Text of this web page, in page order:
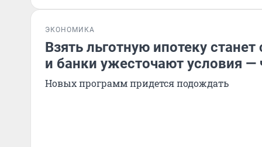
ЭКОНОМИКА
Взять льготную ипотеку
и банки ужесточают условия —
Новых программ придется подождать